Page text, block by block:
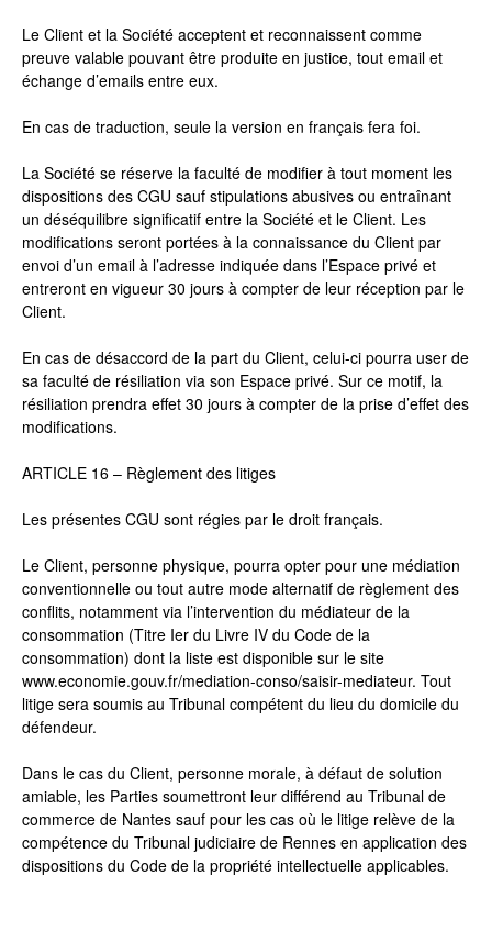
Le Client et la Société acceptent et reconnaissent comme
preuve valable pouvant être produite en justice, tout email et
échange d’emails entre eux.
En cas de traduction, seule la version en français fera foi.
La Société se réserve la faculté de modifier à tout moment les
dispositions des CGU sauf stipulations abusives ou entraînant
un déséquilibre significatif entre la Société et le Client. Les
modifications seront portées à la connaissance du Client par
envoi d’un email à l’adresse indiquée dans l’Espace privé et
entreront en vigueur 30 jours à compter de leur réception par le
Client.
En cas de désaccord de la part du Client, celui-ci pourra user de
sa faculté de résiliation via son Espace privé. Sur ce motif, la
résiliation prendra effet 30 jours à compter de la prise d’effet des
modifications.
ARTICLE 16 – Règlement des litiges
Les présentes CGU sont régies par le droit français.
Le Client, personne physique, pourra opter pour une médiation
conventionnelle ou tout autre mode alternatif de règlement des
conflits, notamment via l’intervention du médiateur de la
consommation (Titre Ier du Livre IV du Code de la
consommation) dont la liste est disponible sur le site
www.economie.gouv.fr/mediation-conso/saisir-mediateur. Tout
litige sera soumis au Tribunal compétent du lieu du domicile du
défendeur.
Dans le cas du Client, personne morale, à défaut de solution
amiable, les Parties soumettront leur différend au Tribunal de
commerce de Nantes sauf pour les cas où le litige relève de la
compétence du Tribunal judiciaire de Rennes en application des
dispositions du Code de la propriété intellectuelle applicables.